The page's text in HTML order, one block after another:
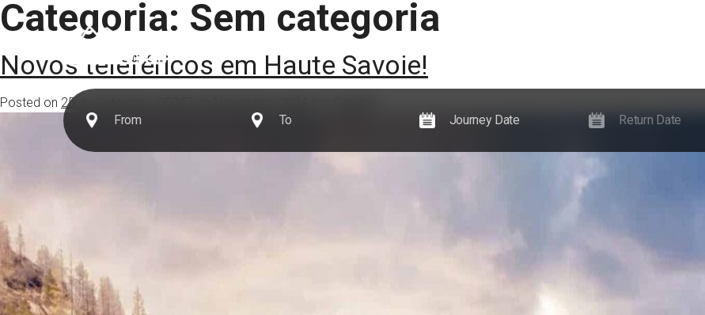
Experiências
Categoria: Sem categoria
Novos teleféricos em Haute Savoie!
Posted on 25 de Setembro, 2024